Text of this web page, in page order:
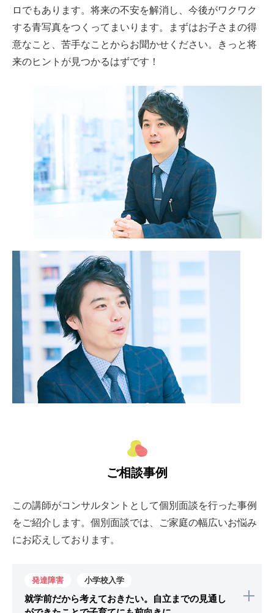
ロでもあります。将来の不安を解消し、今後がワクワク
する青写真をつくってまいります。まずはお子さまの得
意なこと、苦手なことからお聞かせください。きっと将
来のヒントが見つかるはずです！
ご相談事例
この講師がコンサルタントとして個別面談を行った事例
をご紹介します。個別面談では、ご家庭の幅広いお悩み
にお応えしております。
発達障害 小学校入学
就学前だから考えておきたい。自立までの見通し